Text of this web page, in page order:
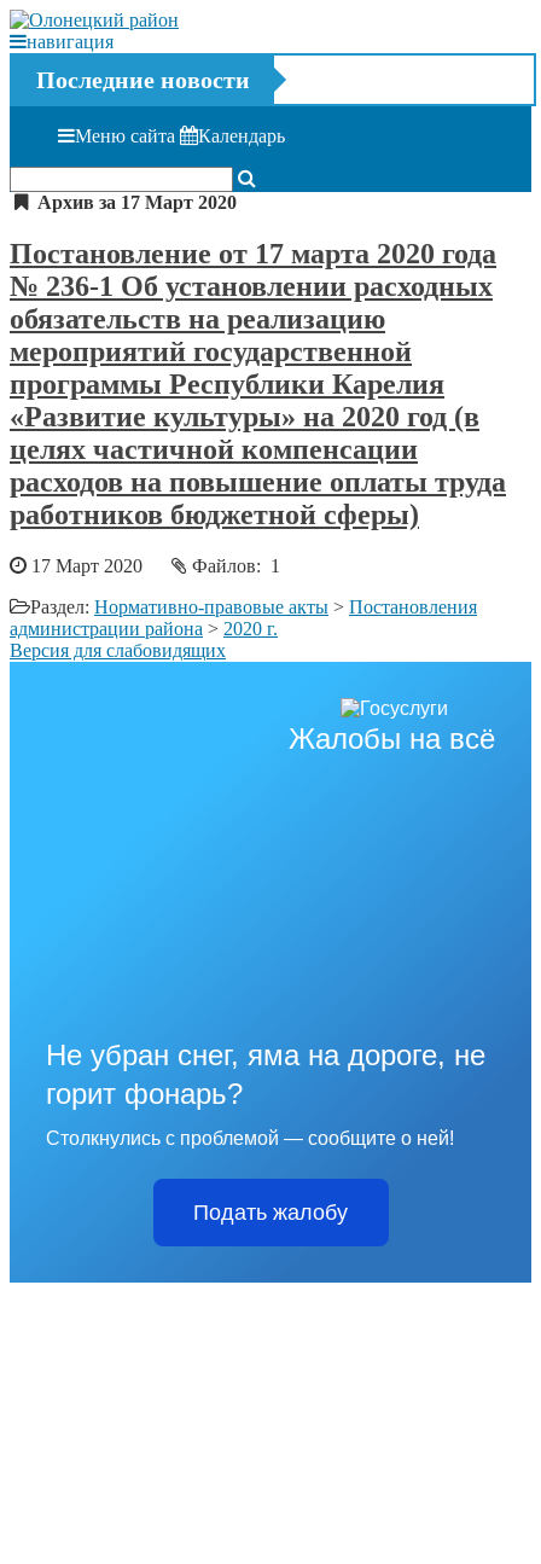
навигация
Последние новости
Меню сайта Календарь
Архив за 17 Март 2020
Постановление от 17 марта 2020 года
№ 236-1 Об установлении расходных
обязательств на реализацию
мероприятий государственной
программы Республики Карелия
«Развитие культуры» на 2020 год (в
целях частичной компенсации
расходов на повышение оплаты труда
работников бюджетной сферы)
17 Март 2020
Файлов: 1
Раздел: Нормативно-правовые акты > Постановления
администрации района > 2020 г.
Версия для слабовидящих
Жалобы на всё
Не убран снег, яма на дороге, не
горит фонарь?
Столкнулись с проблемой — сообщите о ней!
Подать жалобу